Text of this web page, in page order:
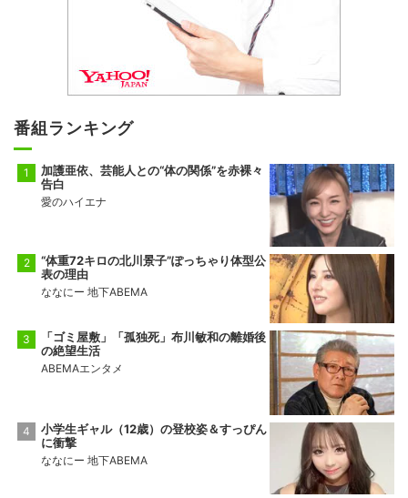
番組ランキング
加護亜依、芸能人との“体の関係”を赤裸々
告白
愛のハイエナ
“体重72キロの北川景子”ぽっちゃり体型公
表の理由
ななにー 地下ABEMA
「ゴミ屋敷」「孤独死」布川敏和の離婚後
の絶望生活
ABEMAエンタメ
小学生ギャル（12歳）の登校姿＆すっぴん
に衝撃
ななにー 地下ABEMA